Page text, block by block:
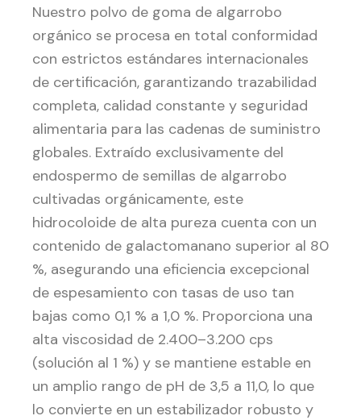
Nuestro polvo de goma de algarrobo
orgánico se procesa en total conformidad
con estrictos estándares internacionales
de certificación, garantizando trazabilidad
completa, calidad constante y seguridad
alimentaria para las cadenas de suministro
globales. Extraído exclusivamente del
endospermo de semillas de algarrobo
cultivadas orgánicamente, este
hidrocoloide de alta pureza cuenta con un
contenido de galactomanano superior al 80
%, asegurando una eficiencia excepcional
de espesamiento con tasas de uso tan
bajas como 0,1 % a 1,0 %. Proporciona una
alta viscosidad de 2.400–3.200 cps
(solución al 1 %) y se mantiene estable en
un amplio rango de pH de 3,5 a 11,0, lo que
lo convierte en un estabilizador robusto y